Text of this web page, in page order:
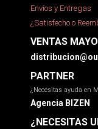
Envíos y Entregas
¿Satisfecho o
VENTAS
PARTNER
¿Necesitas ayuda en
Agencia BIZEN
¿NECESITAS